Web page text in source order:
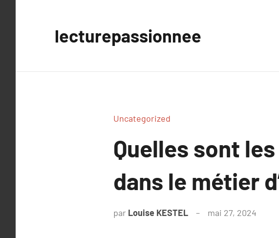
lecturepassionnee
Uncategorized
Quelles sont
dans le métier
par Louise KESTEL mai 27, 2024